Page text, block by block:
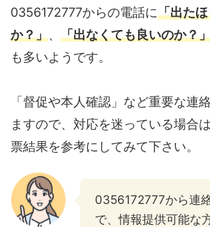
0356172777からの電話に「出た
か？」、 「出なくても良いのか？
も多いようです。
「督促や本人確認」など重要な連
ますので、対応を迷っている場合
票結果を参考にしてみて下さい。
0356172777から連
で、情報提供可能な